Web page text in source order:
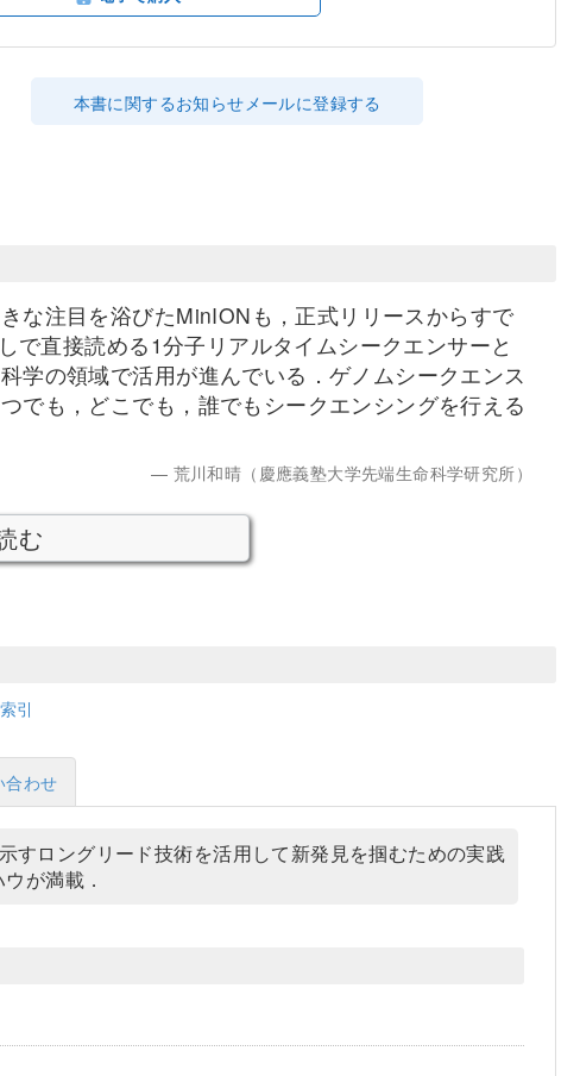
本書に関するお知らせメールに登録する
な注目を浴びたMinIONも，正式リリースからすで
直接読める1分子リアルタイムシークエンサーと
学の領域で活用が進んでいる．ゲノムシークエンス
でも，どこでも，誰でもシークエンシングを行える
荒川和晴（慶應義塾大学先端生命科学研究所）
む
索引
合わせ
すロングリード技術を活用して新発見を掴むための実践
が満載．